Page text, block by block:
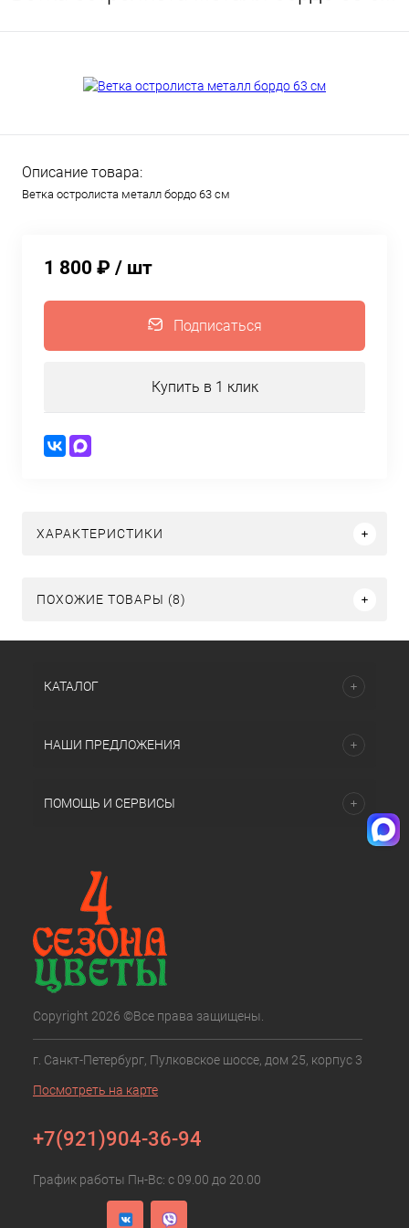
Описание товара:
Ветка остролиста металл бордо 63 см
1 800 ₽ / шт
Подписаться
Купить в 1 клик
ХАРАКТЕРИСТИКИ
ПОХОЖИЕ ТОВАРЫ (8)
КАТАЛОГ
НАШИ ПРЕДЛОЖЕНИЯ
ПОМОЩЬ И СЕРВИСЫ
Copyright 2026 ©Все права защищены.
г. Санкт-Петербург, Пулковское шоссе, дом 25, корпус 3
Посмотреть на карте
+7(921)904-36-94
График работы Пн-Вс: с 09.00 до 20.00